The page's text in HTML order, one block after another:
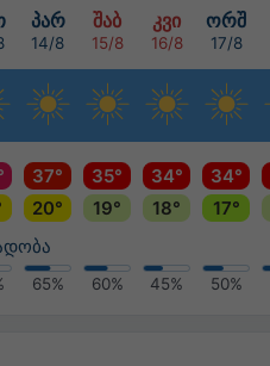
პარ შაბ კვი ორშ
14/8 15/8 16/8 17/8
37° 35° 34° 34°
20° 19° 18° 17°
65% 60% 45% 50%